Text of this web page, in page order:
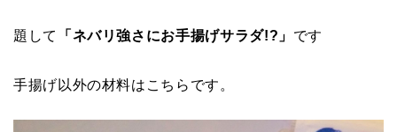
題して 「ネバリ強さにお手揚げサラダ!?」 です
手揚げ以外の材料はこちらです。